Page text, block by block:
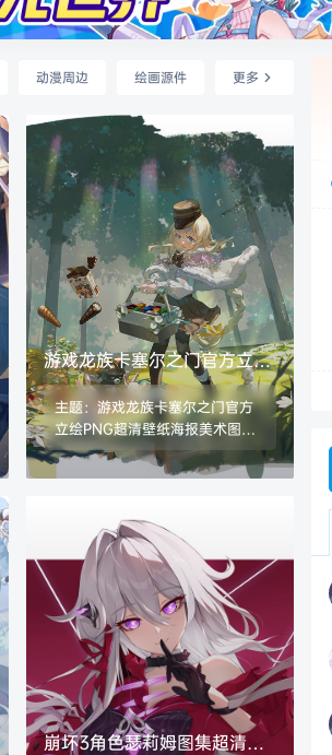
动漫周边 绘画源件 更多
游戏龙族卡塞尔之门官方立绘
PNG超清壁纸海报美术图片素
材包
主题：游戏龙族卡塞尔之门官方
立绘PNG超清壁纸海报美术图片
素材包更新 格式：JPG/PNG 数
量：2944张/3.37G,随游戏版本
崩坏3角色瑟莉姆图集超清插